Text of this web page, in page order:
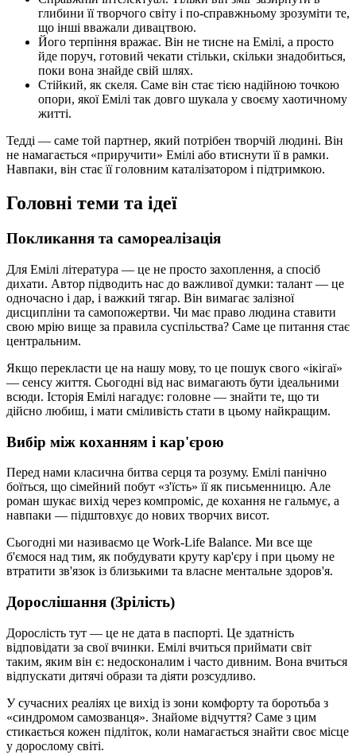
глибини її творчого світу і по-справжньому зрозуміти те,
що інші вважали дивацтвою.
Його терпіння вражає. Він не тисне на Емілі, а просто
йде поруч, готовий чекати стільки, скільки знадобиться,
поки вона знайде свій шлях.
Стійкий, як скеля. Саме він стає тією надійною точкою
опори, якої Емілі так довго шукала у своєму хаотичному
житті.
Тедді — саме той партнер, який потрібен творчій людині. Він
не намагається «приручити» Емілі або втиснути її в рамки.
Навпаки, він стає її головним каталізатором і підтримкою.
Головні теми та ідеї
Покликання та самореалізація
Для Емілі література — це не просто захоплення, а спосіб
дихати. Автор підводить нас до важливої думки: талант — це
одночасно і дар, і важкий тягар. Він вимагає залізної
дисципліни та самопожертви. Чи має право людина ставити
свою мрію вище за правила суспільства? Саме це питання стає
центральним.
Якщо перекласти це на нашу мову, то це пошук свого «ікігаї»
— сенсу життя. Сьогодні від нас вимагають бути ідеальними
всюди. Історія Емілі нагадує: головне — знайти те, що ти
дійсно любиш, і мати сміливість стати в цьому найкращим.
Вибір між коханням і кар'єрою
Перед нами класична битва серця та розуму. Емілі панічно
боїться, що сімейний побут «з'їсть» її як письменницю. Але
роман шукає вихід через компроміс, де кохання не гальмує, а
навпаки — підштовхує до нових творчих висот.
Сьогодні ми називаємо це Work-Life Balance. Ми все ще
б'ємося над тим, як побудувати круту кар'єру і при цьому не
втратити зв'язок із близькими та власне ментальне здоров'я.
Дорослішання (Зрілість)
Дорослість тут — це не дата в паспорті. Це здатність
відповідати за свої вчинки. Емілі вчиться приймати світ
таким, яким він є: недосконалим і часто дивним. Вона вчиться
відпускати дитячі образи та діяти розсудливо.
У сучасних реаліях це вихід із зони комфорту та боротьба з
«синдромом самозванця». Знайоме відчуття? Саме з цим
стикається кожен підліток, коли намагається знайти своє місце
у дорослому світі.